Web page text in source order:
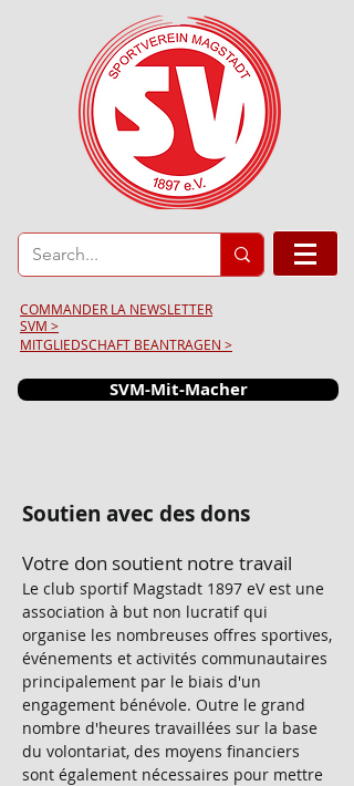
COMMANDER LA NEWSLETTER
SVM >
MITGLIEDSCHAFT BEANTRAGEN >
SVM-Mit-Macher
Soutien avec des dons
Votre don soutient notre travail
Le club sportif Magstadt 1897 eV est une
association à but non lucratif qui
organise les nombreuses offres sportives,
événements et activités communautaires
principalement par le biais d'un
engagement bénévole. Outre le grand
nombre d'heures travaillées sur la base
du volontariat, des moyens financiers
sont également nécessaires pour mettre